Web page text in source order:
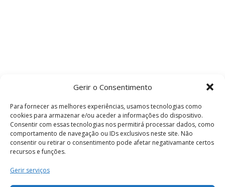
Gerir o Consentimento
Para fornecer as melhores experiências, usamos tecnologias como
cookies para armazenar e/ou aceder a informações do dispositivo.
Consentir com essas tecnologias nos permitirá processar dados, como
comportamento de navegação ou IDs exclusivos neste site. Não
consentir ou retirar o consentimento pode afetar negativamante certos
recursos e funções.
Gerir serviços
Termos e Condições